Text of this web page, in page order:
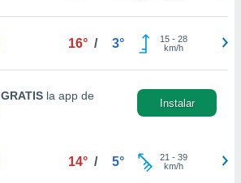
16° / 3° 15- 28
km/h
GRATIS la app de
Instalar
14° / 5° 21 - 39
km/h